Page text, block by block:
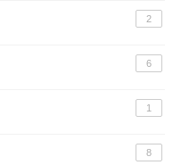
2
6
1
8